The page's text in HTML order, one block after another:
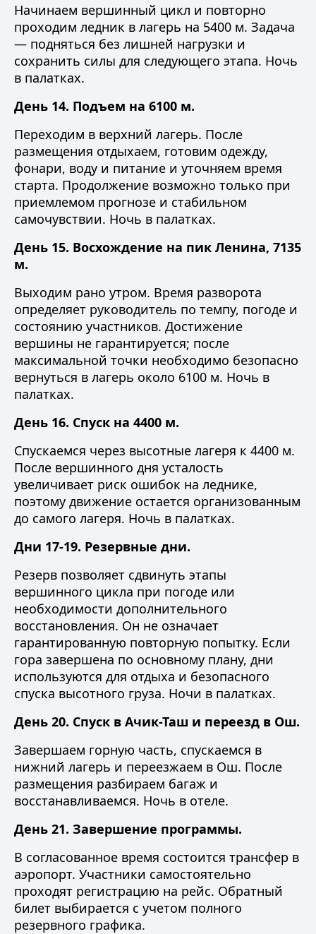
Начинаем вершинный цикл и повторно
проходим ледник в лагерь на 5400 м. Задача
— подняться без лишней нагрузки и
сохранить силы для следующего этапа. Ночь
в палатках.
День 14. Подъем на 6100 м.
Переходим в верхний лагерь. После
размещения отдыхаем, готовим одежду,
фонари, воду и питание и уточняем время
старта. Продолжение возможно только при
приемлемом прогнозе и стабильном
самочувствии. Ночь в палатках.
День 15. Восхождение на пик Ленина, 7135
м.
Выходим рано утром. Время разворота
определяет руководитель по темпу, погоде и
состоянию участников. Достижение
вершины не гарантируется; после
максимальной точки необходимо безопасно
вернуться в лагерь около 6100 м. Ночь в
палатках.
День 16. Спуск на 4400 м.
Спускаемся через высотные лагеря к 4400 м.
После вершинного дня усталость
увеличивает риск ошибок на леднике,
поэтому движение остается организованным
до самого лагеря. Ночь в палатках.
Дни 17-19. Резервные дни.
Резерв позволяет сдвинуть этапы
вершинного цикла при погоде или
необходимости дополнительного
восстановления. Он не означает
гарантированную повторную попытку. Если
гора завершена по основному плану, дни
используются для отдыха и безопасного
спуска высотного груза. Ночи в палатках.
День 20. Спуск в Ачик-Таш и переезд в Ош.
Завершаем горную часть, спускаемся в
нижний лагерь и переезжаем в Ош. После
размещения разбираем багаж и
восстанавливаемся. Ночь в отеле.
День 21. Завершение программы.
В согласованное время состоится трансфер в
аэропорт. Участники самостоятельно
проходят регистрацию на рейс. Обратный
билет выбирается с учетом полного
резервного графика.